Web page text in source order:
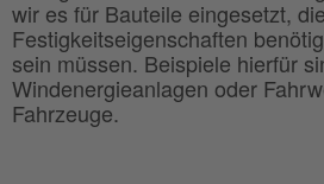
wir es für Bauteile eingesetzt,
Festigkeitseigenschaften
sein müssen. Beispiele hierfür
Windenergieanlagen oder
Fahrzeuge.